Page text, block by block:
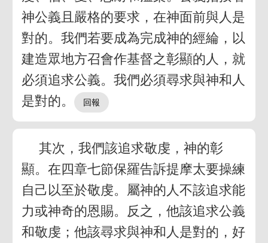
神公義且嚴格的要求，在神面前與人是
對的。我們若要成為完成神的經綸，以
建造眾地方召會作基督之彰顯的人，就
必須追求公義。我們必須尋求與神和人
是對的。
其次，我們該追求敬虔，神的彰
顯。在四章七節保羅告訴提摩太要操練
自己以至於敬虔。屬神的人不該追求能
力或神奇的恩賜。反之，他該追求公義
和敬虔；他該尋求與神和人是對的，好